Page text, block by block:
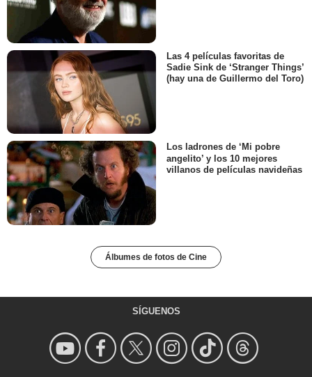
Las 4 películas favoritas de
Sadie Sink de ‘Stranger Things’
(hay una de Guillermo del Toro)
Los ladrones de ‘Mi pobre
angelito’ y los 10 mejores
villanos de películas navideñas
Álbumes de fotos de Cine
SÍGUENOS